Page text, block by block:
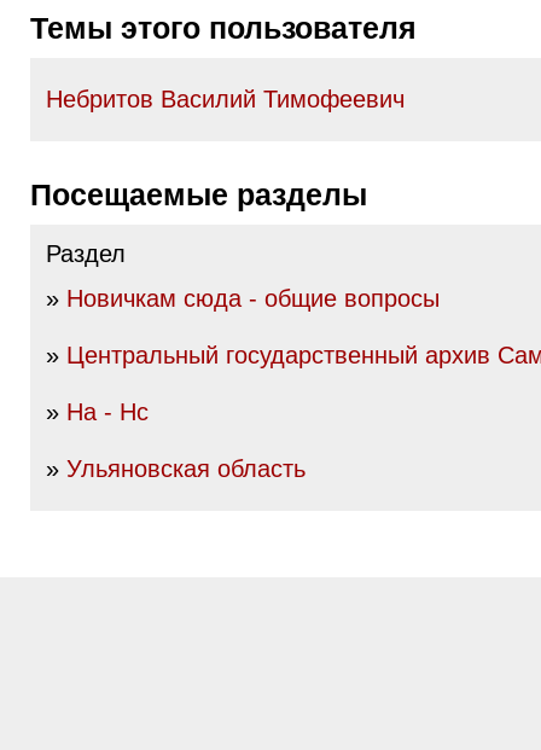
Темы этого пользователя
Небритов Василий Тимофеевич
Посещаемые разделы
Раздел
» Новичкам сюда - общие вопросы
» Центральный государственный архив
» На - Нс
» Ульяновская область